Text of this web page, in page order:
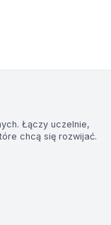
Łączy uczelnie,
chcą się rozwijać.